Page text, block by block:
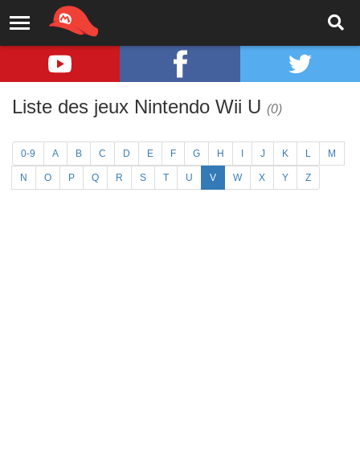
Liste des jeux Nintendo Wii U (0)
0-9 A B C D E F G H J K L M
N O P Q R S T U V W X Y Z